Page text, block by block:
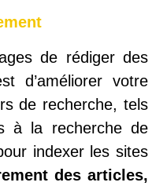
de rédiger des
d’améliorer votre
de recherche, tels
à la recherche de
indexer les sites
des articles,